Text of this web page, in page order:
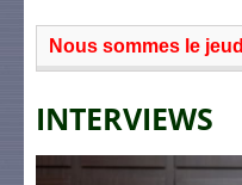
Nous sommes le
INTERVIEWS